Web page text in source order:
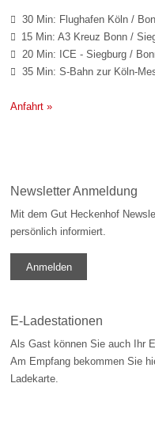
 30 Min: Flughafen Köln /
 15 Min: A3 Kreuz Bonn /
 20 Min: ICE - Siegburg /
 35 Min: S-Bahn zur Köln-
Anfahrt »
Newsletter Anmeldung
Mit dem Gut Heckenhof
persönlich informiert.
Anmelden
E-Ladestationen
Als Gast können Sie auch Ihr
Am Empfang bekommen Sie
Ladekarte.